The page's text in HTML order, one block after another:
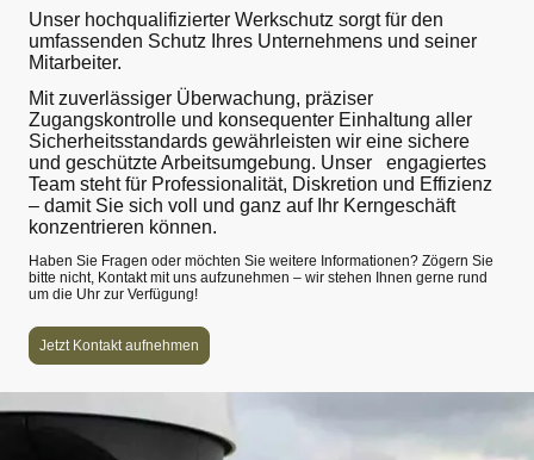
Unser hochqualifizierter Werkschutz sorgt für den
umfassenden Schutz Ihres Unternehmens und seiner
Mitarbeiter.
Mit zuverlässiger Überwachung, präziser
Zugangskontrolle und konsequenter Einhaltung aller
Sicherheitsstandards gewährleisten wir eine sichere
und geschützte Arbeitsumgebung. Unser engagiertes
Team steht für Professionalität, Diskretion und Effizienz
– damit Sie sich voll und ganz auf Ihr Kerngeschäft
konzentrieren können.
Haben Sie Fragen oder möchten Sie weitere Informationen? Zögern Sie
bitte nicht, Kontakt mit uns aufzunehmen – wir stehen Ihnen gerne rund
um die Uhr zur Verfügung!
Jetzt Kontakt aufnehmen